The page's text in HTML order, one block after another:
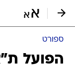
ספורט
הפועל